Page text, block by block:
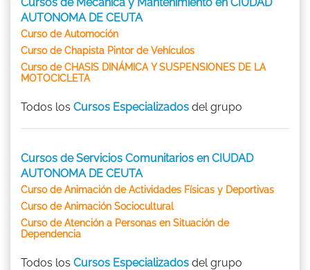
AUTONOMA DE CEUTA
Curso de Automoción
Curso de Chapista Pintor de Vehículos
Curso de CHASIS DINÁMICA Y SUSPENSIONES DE LA
MOTOCICLETA
Todos los Cursos Especializados del grupo
Cursos de Servicios Comunitarios en CIUDAD
AUTONOMA DE CEUTA
Curso de Animación de Actividades Físicas y Deportivas
Curso de Animación Sociocultural
Curso de Atención a Personas en Situación de
Dependencia
Todos los Cursos Especializados del grupo